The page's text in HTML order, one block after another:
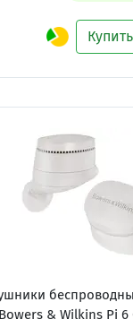
Купить
Bowers & Wilkins Pi 6